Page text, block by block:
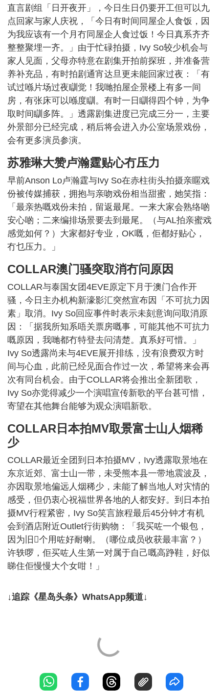
直言剧组「日开夜开」，今日生日仍要开工但可以九
点回家与家人庆祝，「今日有时间同屋企人食饭，因
为我应该有一个月冇同屋企人食过饭！今日真系齐齐
整整聚埋一齐。」由于忙碌拍摄，Ivy So较少机会与
家人见面，父母亦特意在剧集开拍前探班，并准备营
养补充品，有时拍剧通宵达旦更未能回家过夜：「有
试过喺片场过夜瞓觉！我哋拍屋企景楼上有多一间
房，有张床可以喺度瞓。有时一日瞓得四个钟，为争
取时间瞓多阵。」透露剧集进度已完成三分一，主要
外景部分已经完成，稍后将会进入办公室场景戏份，
会有更多演员参演。
苏雅琳大赞卢瀚霆贴心冇压力
早前Anson Lo卢瀚霆与Ivy So在赤柱街头拍摄亲䁥戏
份被传媒捕获，拥抱与亲吻戏份相当甜蜜，她笑指：
「最亲热嘅戏份未拍，留返最尾。一来大家会熟络啲
安心啲；二来编排场景要去到最尾。（与AL拍亲蜜戏
感觉如何？）大家都好专业，OK嘅，佢都好贴心，
冇乜压力。」
COLLAR澳门骚突取消冇问原因
COLLAR与泰国女团4EVE原定下月于澳门合作开
骚，今日主办机构新濠影汇突然宣布因「不可抗力因
素」取消。Ivy So回应事件时表示未刻意询问取消原
因：「据我所知系唔关票房嘅事，可能其他不可抗力
嘅原因，我哋都冇特登去问清楚。真系好可惜。」
Ivy So透露尚未与4EVE展开排练，没有浪费双方时
间与心血，此前已经见面合作过一次，希望将来会再
次有同台机会。由于COLLAR将会推出全新团歌，
Ivy So亦觉得减少一个演唱宣传新歌的平台甚可惜，
寄望在其他舞台能够为观众演唱新歌。
COLLAR日本拍MV取景富士山人烟稀
少
COLLAR最近全团到日本拍摄MV，Ivy透露取景地在
东京近郊、富士山一带，未受熊本县一带地震波及，
亦因取景地偏远人烟稀少，未能了解当地人对灾情的
感受，但仍衷心祝福世界各地的人都安好。到日本拍
摄MV行程紧密，Ivy So笑言旅程最后45分钟才有机
会到酒店附近Outlet行街购物：「我买咗一个银包，
因为旧𠮶个用咗好耐喇。（哪位成员收获最丰富？）
许轶啰，佢买咗人生第一对属于自己嘅高踭鞋，好似
睇住佢慢慢大个女咁！」
↓追踪《星岛头条》WhatsApp频道↓